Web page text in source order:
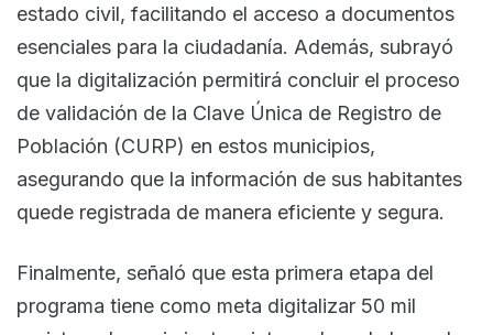
estado civil, facilitando el acceso a documentos
esenciales para la ciudadanía. Además, subrayó
que la digitalización permitirá concluir el proceso
de validación de la Clave Única de Registro de
Población (CURP) en estos municipios,
asegurando que la información de sus habitantes
quede registrada de manera eficiente y segura.
Finalmente, señaló que esta primera etapa del
programa tiene como meta digitalizar 50 mil